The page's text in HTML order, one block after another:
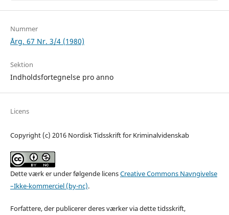
Nummer
Årg. 67 Nr. 3/4 (1980)
Sektion
Indholdsfortegnelse pro anno
Licens
Copyright (c) 2016 Nordisk Tidsskrift for Kriminalvidenskab
Dette værk er under følgende licensCreative Commons Navngivelse
–Ikke-kommerciel (by-nc).
Forfattere, der publicerer deres værker via dette tidsskrift,